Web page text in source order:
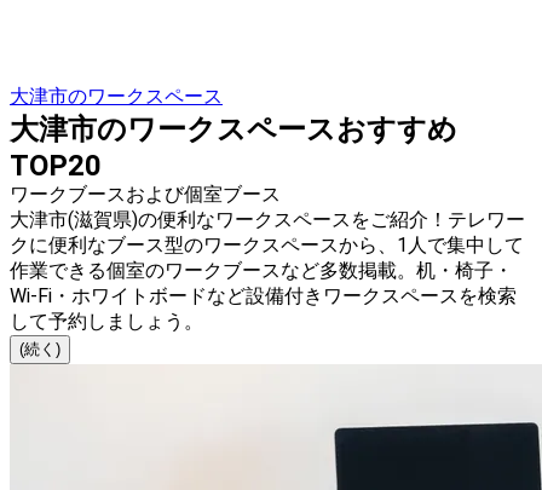
大津市のワークスペース
大津市のワークスペースおすすめ
TOP20
ワークブースおよび個室ブース
大津市(滋賀県)の便利なワークスペースをご紹介！テレワー
クに便利なブース型のワークスペースから、1人で集中して
作業できる個室のワークブースなど多数掲載。机・椅子・
Wi-Fi・ホワイトボードなど設備付きワークスペースを検索
して予約しましょう。
(続く)